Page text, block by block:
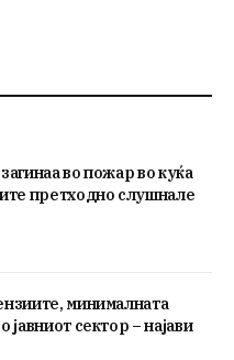
во пожар во куќа
претходно слушнале
минималната
јавниот сектор – најави